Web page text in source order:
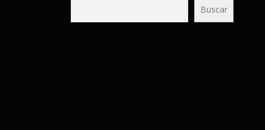
Buscar